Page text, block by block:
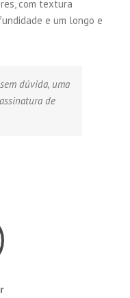
com textura
e um longo e
dúvida, uma
de